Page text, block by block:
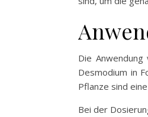
Die
Desmodium in
Pflanze sind
Bei der